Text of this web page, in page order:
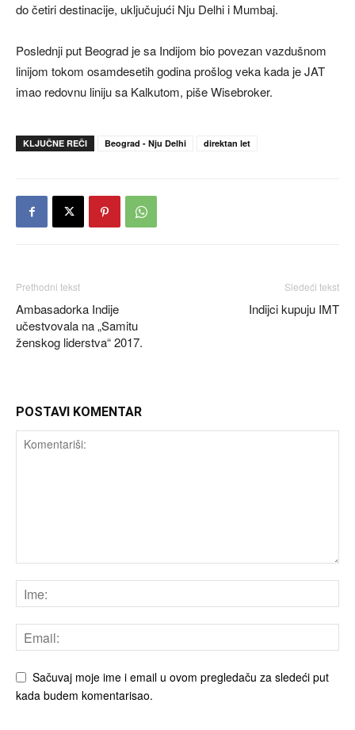
do četiri destinacije, uključujući Nju Delhi i Mumbaj.
Poslednji put Beograd je sa Indijom bio povezan vazdušnom
linijom tokom osamdesetih godina prošlog veka kada je JAT
imao redovnu liniju sa Kalkutom, piše Wisebroker.
KLJUČNE REČI Beograd - Nju Delhi direktan let
Prethodni tekst
Ambasadorka Indije
učestvovala na „Samitu
ženskog liderstva“ 2017.
Sledeći tekst
Indijci kupuju IMT
POSTAVI KOMENTAR
Sačuvaj moje ime i email u ovom pregledaču za sledeći put
kada budem komentarisao.